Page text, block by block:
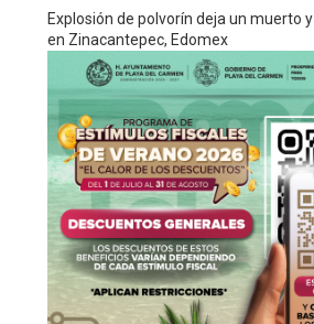
Explosión de polvorín deja un muerto
en Zinacantepec, Edomex